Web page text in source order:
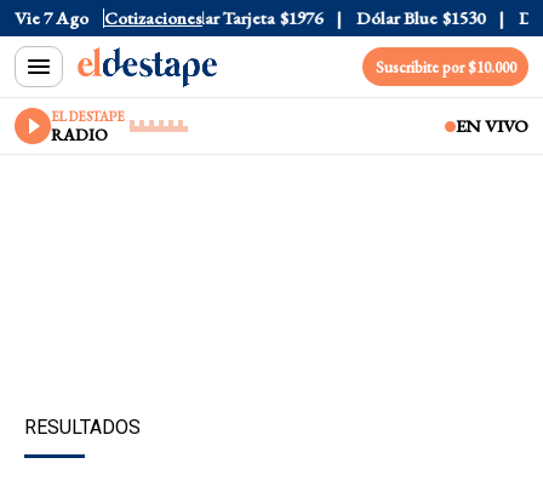
Vie 7 Ago Cotizaciones
Oficial $1520 Dólar Tarjeta $1976 Dólar Blue $1530 Dólar
Suscribite por $10.000
EL DESTAPE
RADIO EN VIVO
RESULTADOS